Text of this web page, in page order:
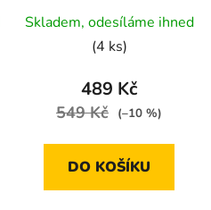
Skladem, odesíláme ihned
(4 ks)
489 Kč
549 Kč (–10 %)
DO KOŠÍKU